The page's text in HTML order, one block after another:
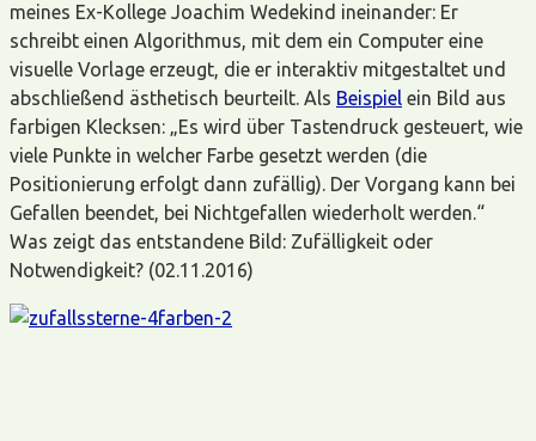
meines Ex-Kollege Joachim Wedekind ineinander: Er
schreibt einen Algorithmus, mit dem ein Computer eine
visuelle Vorlage erzeugt, die er interaktiv mitgestaltet und
abschließend ästhetisch beurteilt. Als Beispiel ein Bild aus
farbigen Klecksen: „Es wird über Tastendruck gesteuert, wie
viele Punkte in welcher Farbe gesetzt werden (die
Positionierung erfolgt dann zufällig). Der Vorgang kann bei
Gefallen beendet, bei Nichtgefallen wiederholt werden.“
Was zeigt das entstandene Bild: Zufälligkeit oder
Notwendigkeit? (02.11.2016)